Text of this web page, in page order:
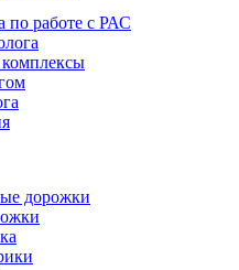
по работе с РАС
дорожки